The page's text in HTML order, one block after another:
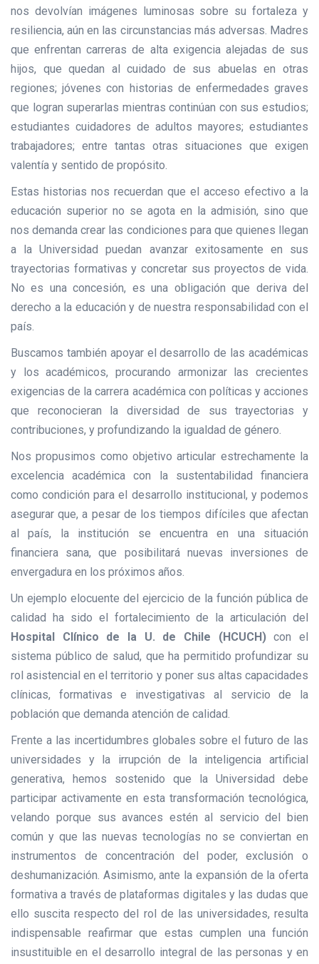
nos devolvían imágenes luminosas sobre su fortaleza y
resiliencia, aún en las circunstancias más adversas. Madres
que enfrentan carreras de alta exigencia alejadas de sus
hijos, que quedan al cuidado de sus abuelas en otras
regiones; jóvenes con historias de enfermedades graves
que logran superarlas mientras continúan con sus estudios;
estudiantes cuidadores de adultos mayores; estudiantes
trabajadores; entre tantas otras situaciones que exigen
valentía y sentido de propósito.
Estas historias nos recuerdan que el acceso efectivo a la
educación superior no se agota en la admisión, sino que
nos demanda crear las condiciones para que quienes llegan
a la Universidad puedan avanzar exitosamente en sus
trayectorias formativas y concretar sus proyectos de vida.
No es una concesión, es una obligación que deriva del
derecho a la educación y de nuestra responsabilidad con el
país.
Buscamos también apoyar el desarrollo de las académicas
y los académicos, procurando armonizar las crecientes
exigencias de la carrera académica con políticas y acciones
que reconocieran la diversidad de sus trayectorias y
contribuciones, y profundizando la igualdad de género.
Nos propusimos como objetivo articular estrechamente la
excelencia académica con la sustentabilidad financiera
como condición para el desarrollo institucional, y podemos
asegurar que, a pesar de los tiempos difíciles que afectan
al país, la institución se encuentra en una situación
financiera sana, que posibilitará nuevas inversiones de
envergadura en los próximos años.
Un ejemplo elocuente del ejercicio de la función pública de
calidad ha sido el fortalecimiento de la articulación del
Hospital Clínico de la U. de Chile (HCUCH)con el
sistema público de salud, que ha permitido profundizar su
rol asistencial en el territorio y poner sus altas capacidades
clínicas, formativas e investigativas al servicio de la
población que demanda atención de calidad.
Frente a las incertidumbres globales sobre el futuro de las
universidades y la irrupción de la inteligencia artificial
generativa, hemos sostenido que la Universidad debe
participar activamente en esta transformación tecnológica,
velando porque sus avances estén al servicio del bien
común y que las nuevas tecnologías no se conviertan en
instrumentos de concentración del poder, exclusión o
deshumanización. Asimismo, ante la expansión de la oferta
formativa a través de plataformas digitales y las dudas que
ello suscita respecto del rol de las universidades, resulta
indispensable reafirmar que estas cumplen una función
insustituible en el desarrollo integral de las personas y en